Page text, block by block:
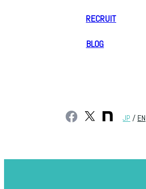
RECRUIT
BLOG
JP / EN